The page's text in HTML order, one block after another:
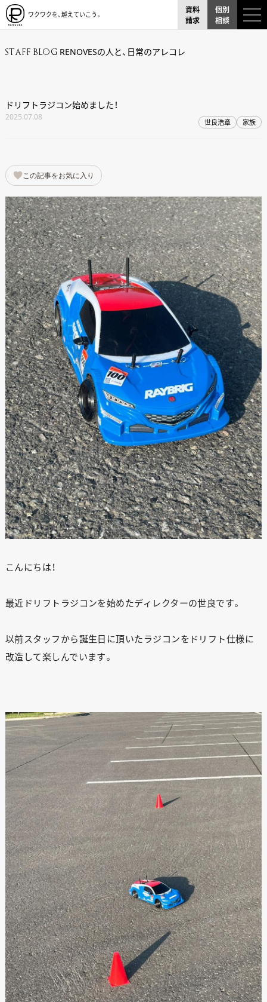
ワクワクを、越えていこう。
資料
請求
個別
相談
STAFF BLOG RENOVESの人と、日常のアレコレ
ドリフトラジコン始めました！
2025.07.08
世良浩章 家族
この記事をお気に入り
こんにちは！
最近ドリフトラジコンを始めたディレクターの世良です。
以前スタッフから誕生日に頂いたラジコンをドリフト仕様に
改造して楽しんでいます。